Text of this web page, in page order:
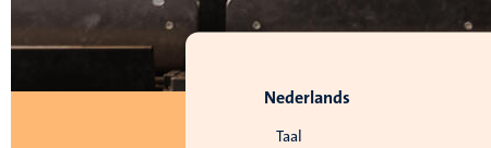
Taal
Nederlands